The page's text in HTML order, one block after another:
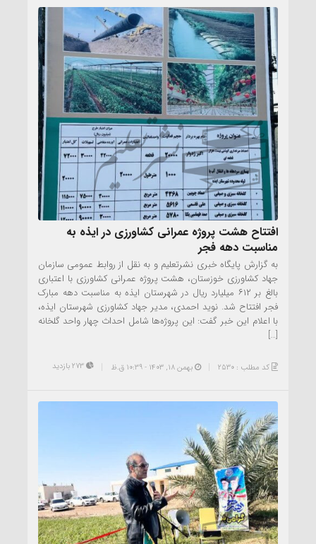
افتتاح هشت پروژه عمرانی کشاورزی در ایذه به
مناسبت دهه فجر
به گزارش پایگاه خبری نشرتعلیم و به نقل از روابط عمومی سازمان
جهاد کشاورزی خوزستان، هشت پروژه عمرانی کشاورزی با اعتباری
بالغ بر ۶۱۲ میلیارد ریال در شهرستان ایذه به مناسبت دهه مبارک
فجر افتتاح شد. نوید احمدی، مدیر جهاد کشاورزی شهرستان ایذه،
با اعلام این خبر گفت: این پروژه‌ها شامل احداث چهار واحد گلخانه
[…]
کد مطلب : 2530 بهمن ۱۸, ۱۴۰۳ - 10:39 ق.ظ